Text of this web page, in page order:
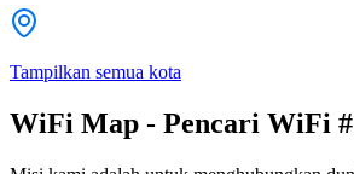
Tampilkan semua kota
WiFi Map - Pencari WiFi